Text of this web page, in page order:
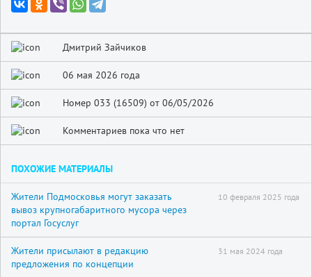
Дмитрий Зайчиков
06 мая 2026 года
Номер 033 (16509) от 06/05/2026
Комментариев пока что нет
ПОХОЖИЕ МАТЕРИАЛЫ
Жители Подмосковья могут заказать
вывоз крупногабаритного мусора через
портал Госуслуг
10 февраля 2025 года
Жители присылают в редакцию
предложения по концепции
31 мая 2024 года